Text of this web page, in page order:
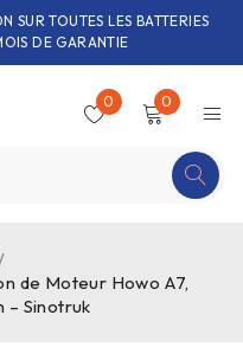
SUR TOUTES LES BATTERIES
DE GARANTIE
0 0
de Moteur Howo A7,
– Sinotruk